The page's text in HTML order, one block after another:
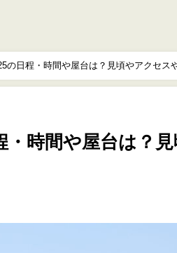
の日程・時間や屋台は？見頃やアクセス
時間や屋台は？見